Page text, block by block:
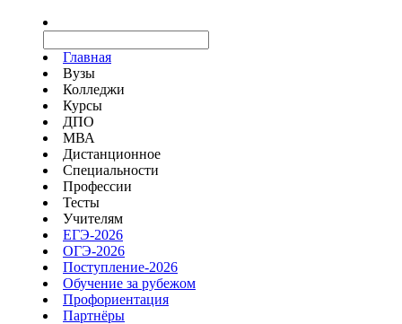
Главная
Вузы
Колледжи
Курсы
ДПО
МВА
Дистанционное
Специальности
Профессии
Тесты
Учителям
ЕГЭ-2026
ОГЭ-2026
Поступление-2026
Обучение за рубежом
Профориентация
Партнёры